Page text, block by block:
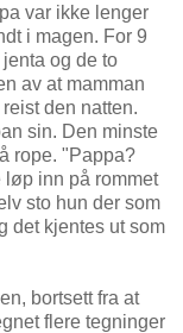
var ikke lenger
i magen. For 9
og de to
av at mamman
den natten.
sin. Den minste
rope. "Pappa?
løp inn på rommet
sto hun der som
det kjentes ut som
bortsett fra at
flere tegninger